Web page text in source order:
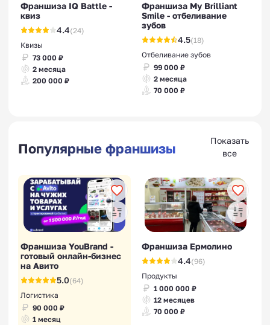
Франшиза IQ Battle -
квиз
4.4(24)
Квизы
73 000 ₽
2 месяца
200 000 ₽
Франшиза My Brilliant
Smile - отбеливание
зубов
4.5(18)
Отбеливание зубов
99 000 ₽
2 месяца
70 000 ₽
Популярные франшизы
Показать
все
Франшиза YouBrand -
готовый онлайн-бизнес
на Авито
5.0(64)
Логистика
90 000 ₽
1 месяц
Франшиза Ермолино
4.4(96)
Продукты
1 000 000 ₽
12 месяцев
70 000 ₽